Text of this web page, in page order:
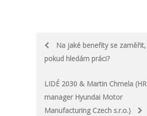
Post
navigation
Na jaké benefity se zaměřit,
pokud hledám práci?
LIDÉ 2030 & Martin Chmela (HR
manager Hyundai Motor
Manufacturing Czech s.r.o.)